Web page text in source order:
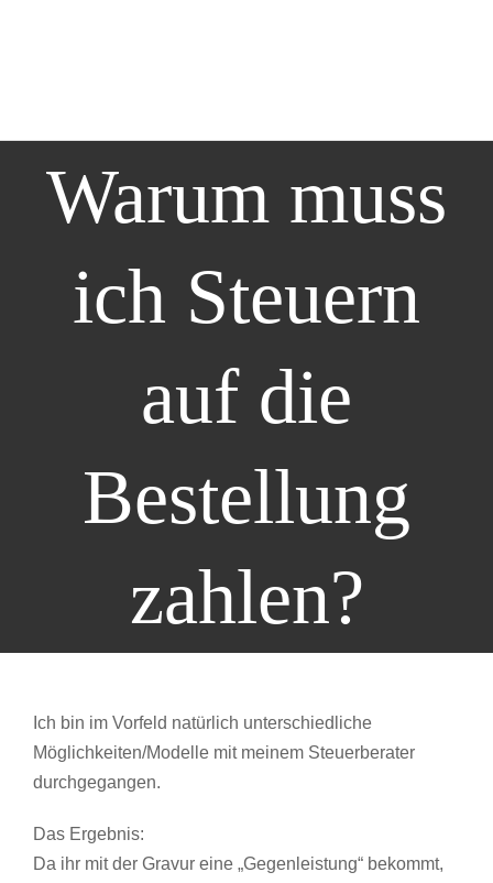
Warum muss
ich Steuern
auf die
Bestellung
zahlen?
Ich bin im Vorfeld natürlich unterschiedliche
Möglichkeiten/Modelle mit meinem Steuerberater
durchgegangen.
Das Ergebnis:
Da ihr mit der Gravur eine „Gegenleistung“ bekommt,